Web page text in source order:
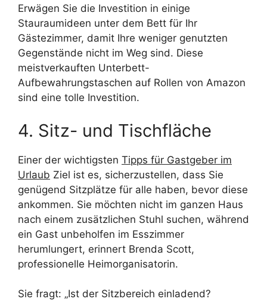
Erwägen Sie die Investition in einige
Stauraumideen unter dem Bett für Ihr
Gästezimmer, damit Ihre weniger genutzten
Gegenstände nicht im Weg sind. Diese
meistverkauften Unterbett-
Aufbewahrungstaschen auf Rollen von Amazon
sind eine tolle Investition.
4. Sitz- und Tischfläche
Einer der wichtigsten Tipps für Gastgeber im
Urlaub Ziel ist es, sicherzustellen, dass Sie
genügend Sitzplätze für alle haben, bevor diese
ankommen. Sie möchten nicht im ganzen Haus
nach einem zusätzlichen Stuhl suchen, während
ein Gast unbeholfen im Esszimmer
herumlungert, erinnert Brenda Scott,
professionelle Heimorganisatorin.
Sie fragt: „Ist der Sitzbereich einladend?